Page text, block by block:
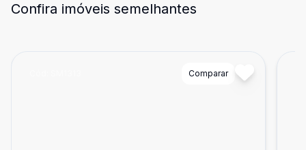
Confira imóveis semelhantes
Comparar